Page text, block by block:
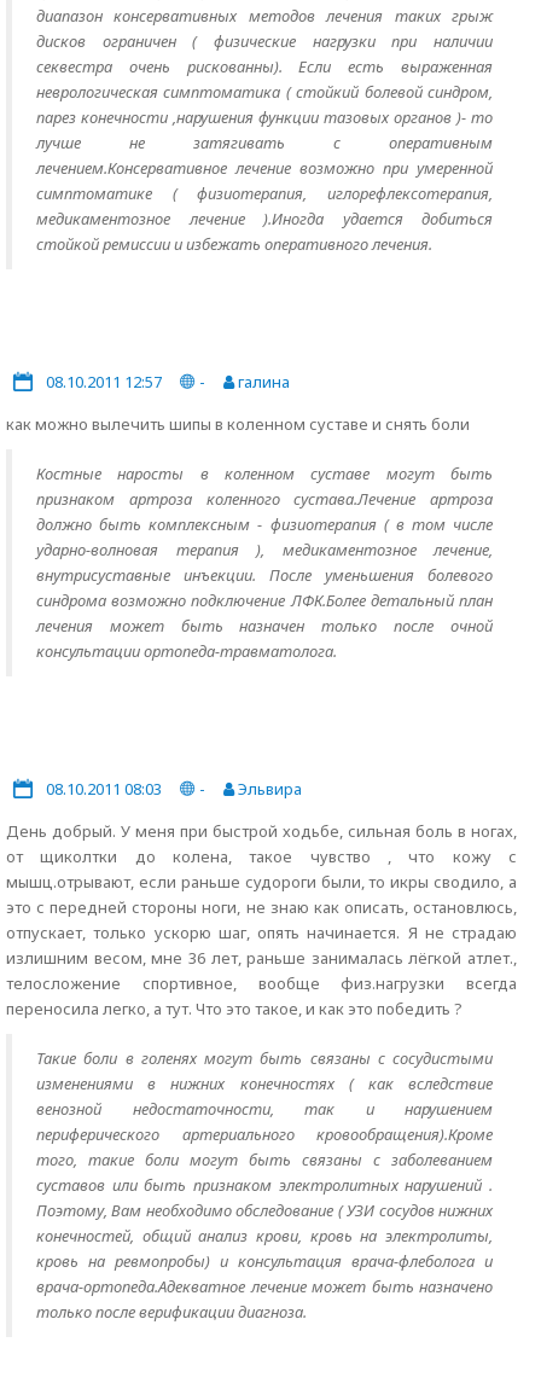
диапазон консервативных методов лечения таких грыж
дисков ограничен ( физические нагрузки при наличии
секвестра очень рискованны). Если есть выраженная
неврологическая симптоматика ( стойкий болевой синдром,
парез конечности ,нарушения функции тазовых органов )- то
лучше не затягивать с оперативным
лечением.Консервативное лечение возможно при умеренной
симптоматике ( физиотерапия, иглорефлексотерапия,
медикаментозное лечение ).Иногда удается добиться
стойкой ремиссии и избежать оперативного лечения.
08.10.2011 12:57 -
галина
как можно вылечить шипы в коленном суставе и снять боли
Костные наросты в коленном суставе могут быть
признаком артроза коленного сустава.Лечение артроза
должно быть комплексным - физиотерапия ( в том числе
ударно-волновая терапия ), медикаментозное лечение,
внутрисуставные инъекции. После уменьшения болевого
синдрома возможно подключение ЛФК.Более детальный план
лечения может быть назначен только после очной
консультации ортопеда-травматолога.
08.10.2011 08:03 -
Эльвира
День добрый. У меня при быстрой ходьбе, сильная боль в ногах,
от щиколтки до колена, такое чувство , что кожу с
мышц.отрывают, если раньше судороги были, то икры сводило, а
это с передней стороны ноги, не знаю как описать, остановлюсь,
отпускает, только ускорю шаг, опять начинается. Я не страдаю
излишним весом, мне 36 лет, раньше занималась лёгкой атлет.,
телосложение спортивное, вообще физ.нагрузки всегда
переносила легко, а тут. Что это такое, и как это победить ?
Такие боли в голенях могут быть связаны с сосудистыми
изменениями в нижних конечностях ( как вследствие
венозной недостаточности, так и нарушением
периферического артериального кровообращения).Кроме
того, такие боли могут быть связаны с заболеванием
суставов или быть признаком электролитных нарушений .
Поэтому, Вам необходимо обследование ( УЗИ сосудов нижних
конечностей, общий анализ крови, кровь на электролиты,
кровь на ревмопробы) и консультация врача-флеболога и
врача-ортопеда.Адекватное лечение может быть назначено
только после верификации диагноза.